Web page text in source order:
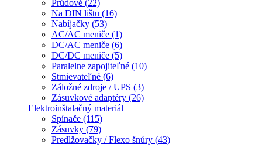
Prúdové (22)
Na DIN lištu (16)
Nabíjačky (53)
AC/AC meniče (1)
DC/AC meniče (6)
DC/DC meniče (5)
Paralelne zapojiteľné (10)
Stmievateľné (6)
Záložné zdroje / UPS (3)
Zásuvkové adaptéry (26)
Elektroinštalačný materiál
Spínače (115)
Zásuvky (79)
Predlžovačky / Flexo šnúry (43)